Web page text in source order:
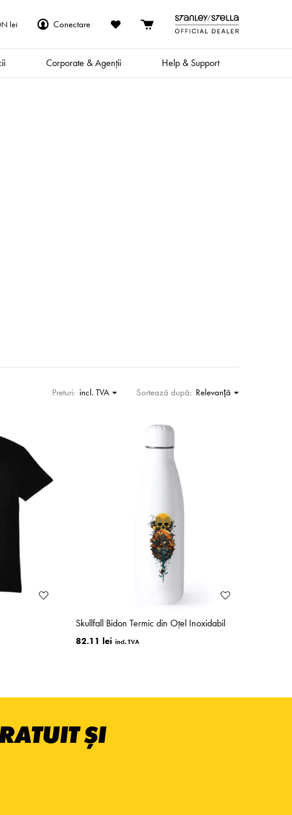
lei Conectare
Corporate & Agenții Help & Support
Preturi: incl. TVA Sortează după: Relevanţă
Skullfall Bidon Termic din Oțel Inoxidabil
82.11 lei
ȘI